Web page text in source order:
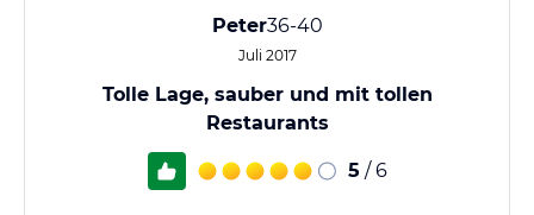
Peter36-40
Juli 2017
Tolle Lage, sauber und mit tollen
Restaurants
5 / 6